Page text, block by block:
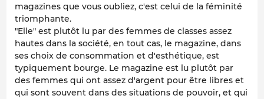
magazines que vous oubliez, c'est celui de la féminité
triomphante.
"Elle" est plutôt lu par des femmes de classes assez
hautes dans la société, en tout cas, le magazine, dans
ses choix de consommation et d'esthétique, est
typiquement bourge. Le magazine est lu plutôt par
des femmes qui ont assez d'argent pour être libres et
qui sont souvent dans des situations de pouvoir, et qui